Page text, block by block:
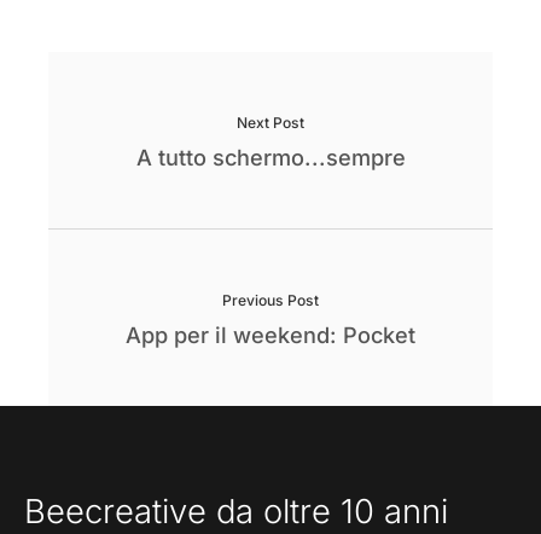
Next Post
A tutto schermo...sempre
Previous Post
App per il weekend: Pocket
Beecreative da oltre 10 anni